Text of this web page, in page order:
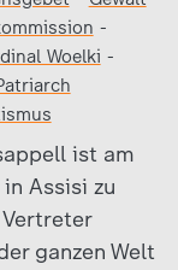
-
Woelki -
ist am
Assisi zu
ganzen Welt